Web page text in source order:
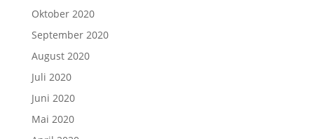
Oktober 2020
September 2020
August 2020
Juli 2020
Juni 2020
Mai 2020